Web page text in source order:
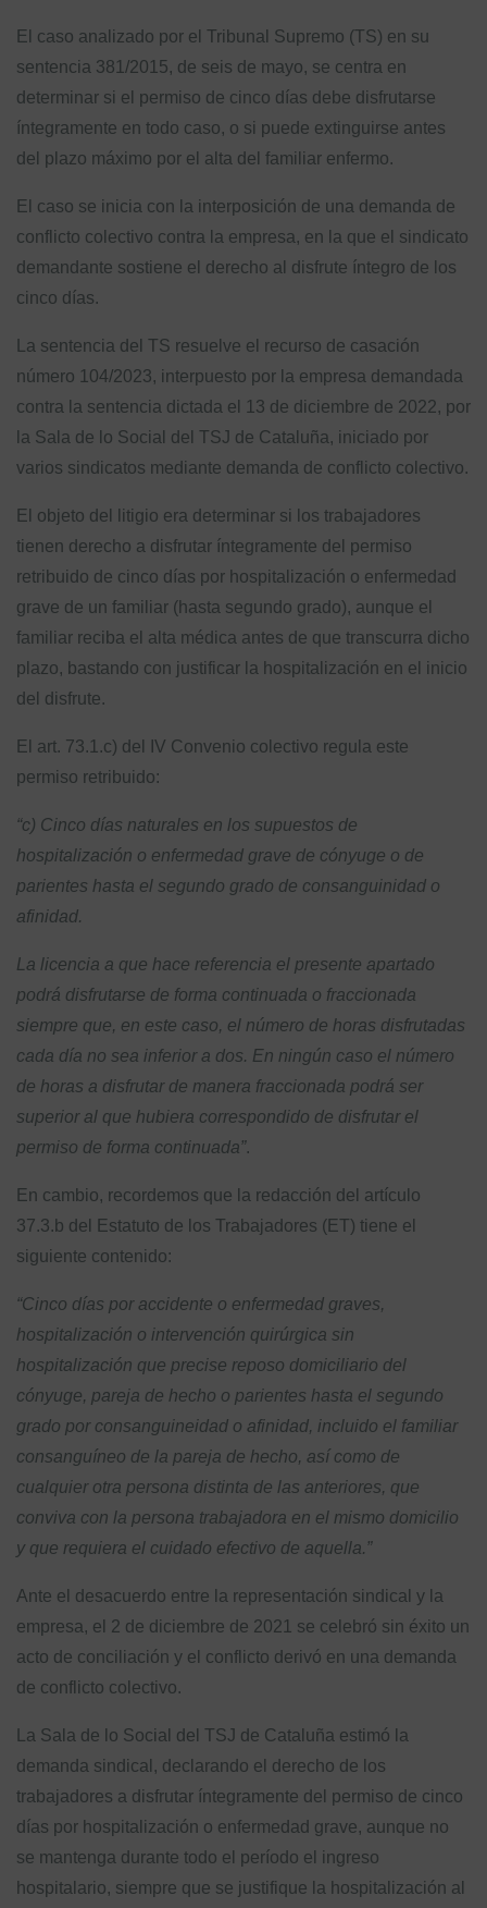
El caso analizado por el Tribunal Supremo (TS) en su
sentencia 381/2015, de seis de mayo, se centra en
determinar si el permiso de cinco días debe disfrutarse
íntegramente en todo caso, o si puede extinguirse antes
del plazo máximo por el alta del familiar enfermo.
El caso se inicia con la interposición de una demanda de
conflicto colectivo contra la empresa, en la que el sindicato
demandante sostiene el derecho al disfrute íntegro de los
cinco días.
La sentencia del TS resuelve el recurso de casación
número 104/2023, interpuesto por la empresa demandada
contra la sentencia dictada el 13 de diciembre de 2022, por
la Sala de lo Social del TSJ de Cataluña, iniciado por
varios sindicatos mediante demanda de conflicto colectivo.
El objeto del litigio era determinar si los trabajadores
tienen derecho a disfrutar íntegramente del permiso
retribuido de cinco días por hospitalización o enfermedad
grave de un familiar (hasta segundo grado), aunque el
familiar reciba el alta médica antes de que transcurra dicho
plazo, bastando con justificar la hospitalización en el inicio
del disfrute.
El art. 73.1.c) del IV Convenio colectivo regula este
permiso retribuido:
“c) Cinco días naturales en los supuestos de
hospitalización o enfermedad grave de cónyuge o de
parientes hasta el segundo grado de consanguinidad o
afinidad.
La licencia a que hace referencia el presente apartado
podrá disfrutarse de forma continuada o fraccionada
siempre que, en este caso, el número de horas disfrutadas
cada día no sea inferior a dos. En ningún caso el número
de horas a disfrutar de manera fraccionada podrá ser
superior al que hubiera correspondido de disfrutar el
permiso de forma continuada”.
En cambio, recordemos que la redacción del artículo
37.3.b del Estatuto de los Trabajadores (ET) tiene el
siguiente contenido:
“Cinco días por accidente o enfermedad graves,
hospitalización o intervención quirúrgica sin
hospitalización que precise reposo domiciliario del
cónyuge, pareja de hecho o parientes hasta el segundo
grado por consanguineidad o afinidad, incluido el familiar
consanguíneo de la pareja de hecho, así como de
cualquier otra persona distinta de las anteriores, que
conviva con la persona trabajadora en el mismo domicilio
y que requiera el cuidado efectivo de aquella.”
Ante el desacuerdo entre la representación sindical y la
empresa, el 2 de diciembre de 2021 se celebró sin éxito un
acto de conciliación y el conflicto derivó en una demanda
de conflicto colectivo.
La Sala de lo Social del TSJ de Cataluña estimó la
demanda sindical, declarando el derecho de los
trabajadores a disfrutar íntegramente del permiso de cinco
días por hospitalización o enfermedad grave, aunque no
se mantenga durante todo el período el ingreso
hospitalario, siempre que se justifique la hospitalización al